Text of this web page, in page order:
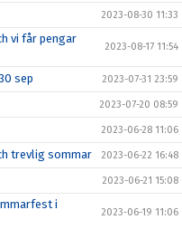
2023-08-30 11:33
vi får pengar
2023-08-17 11:54
sep 2023-07-31 23:59
2023-07-20 08:59
2023-06-28 11:06
trevlig sommar 2023-06-22 16:48
2023-06-21 15:08
i
2023-06-19 11:06